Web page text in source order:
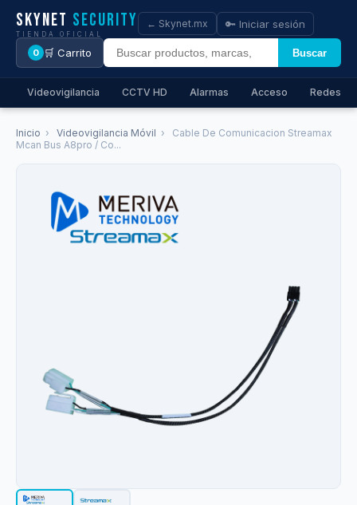
Skynet Security
TIENDA OFICIAL
Buscar
← Skynet.mx 🔑 Iniciar sesión
0 🛒 Carrito
Videovigilancia CCTV HD Alarmas Acceso Redes
Inicio › Videovigilancia Móvil ›
Cable De Comunicacion Streamax
Mcan Bus A8pro / Co...